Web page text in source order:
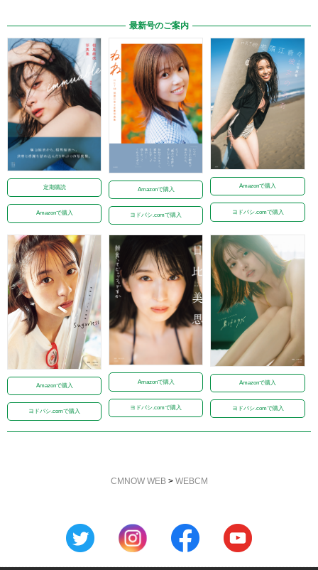
最新号のご案内
定期購読
Amazonで購入
Amazonで購入
ヨドバシ.comで購入
Amazonで購入
ヨドバシ.comで購入
Amazonで購入
ヨドバシ.comで購入
Amazonで購入
ヨドバシ.comで購入
Amazonで購入
ヨドバシ.comで購入
CMNOW WEB> WEBCM